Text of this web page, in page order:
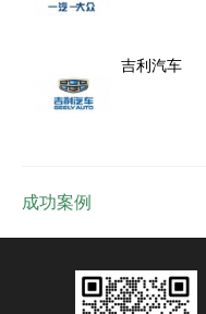
吉利汽车
成功案例